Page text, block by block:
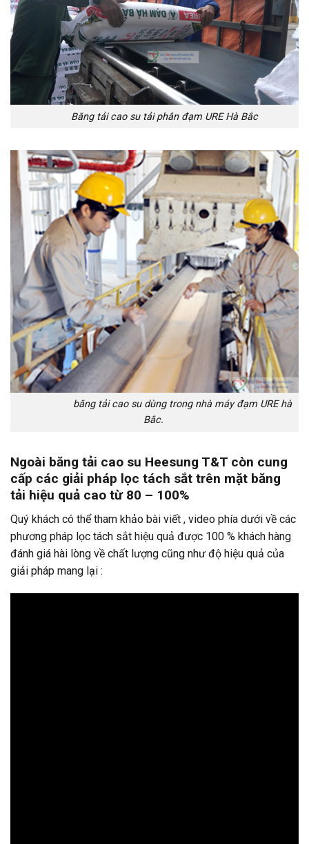
Băng tải cao su tải phân đạm URE Hà Bắc
băng tải cao su dùng trong nhà máy đạm URE hà
Bắc.
Ngoài băng tải cao su Heesung T&T còn cung
cấp các giải pháp lọc tách sắt trên mặt băng
tải hiệu quả cao từ 80 – 100%
Quý khách có thể tham khảo bài viết , video phía dưới về các
phương pháp lọc tách sắt hiệu quả được 100 % khách hàng
đánh giá hài lòng về chất lượng cũng như độ hiệu quả của
giải pháp mang lại :